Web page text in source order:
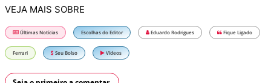
VEJA MAIS SOBRE
Últimas Notícias Escolhas do Editor Eduardo Rodrigues Fique Ligado
Ferrari Seu Bolso Vídeos